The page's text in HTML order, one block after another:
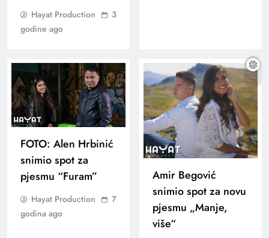
Hayat Production
3
godine ago
FOTO: Alen Hrbinić
snimio spot za
pjesmu “Furam”
Hayat Production
7
godina ago
Amir Begović
snimio spot za novu
pjesmu „Manje,
više“